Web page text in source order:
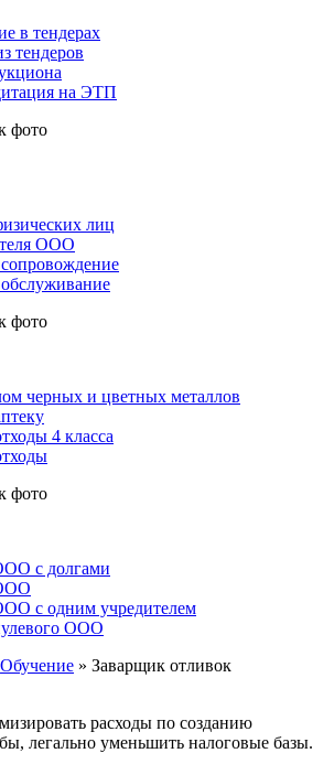
в тендерах
тендеров
на ЭТП
лиц
ООО
черных и цветных металлов
4 класса
с долгами
с одним учредителем
ООО
Обучение » Заварщик отливок
расходы по созданию
легально уменьшить налоговые базы.